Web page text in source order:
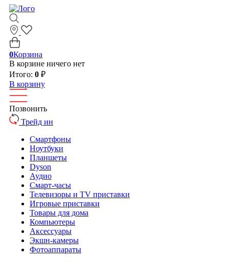
0Корзина
В корзине ничего нет
Итого: 0 ₽
В корзину
Позвонить
Трейд ин
Смартфоны
Ноутбуки
Планшеты
Dyson
Аудио
Смарт-часы
Телевизоры и TV приставки
Игровые приставки
Товары для дома
Компьютеры
Аксесcуары
Экшн-камеры
Фотоаппараты